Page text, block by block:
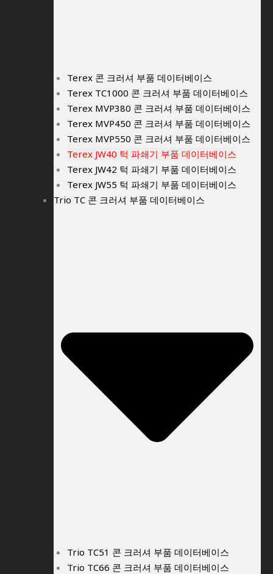
Terex 콘 크러셔 부품 데이터베이스
Terex TC1000 콘 크러셔 부품 데이터베이스
Terex MVP380 콘 크러셔 부품 데이터베이스
Terex MVP450 콘 크러셔 부품 데이터베이스
Terex MVP550 콘 크러셔 부품 데이터베이스
Terex JW40 턱 파쇄기 부품 데이터베이스
Terex JW42 턱 파쇄기 부품 데이터베이스
Terex JW55 턱 파쇄기 부품 데이터베이스
Trio TC 콘 크러셔 부품 데이터베이스
Trio TC51 콘 크러셔 부품 데이터베이스
Trio TC66 콘 크러셔 부품 데이터베이스